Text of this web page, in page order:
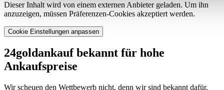
Dieser Inhalt wird von einem externen Anbieter geladen. Um ihn
anzuzeigen, müssen Präferenzen-Cookies akzeptiert werden.
Cookie Einstellungen anpassen
24goldankauf bekannt für hohe
Ankaufspreise
Wir scheuen den Wettbewerb nicht, denn wir sind bekannt dafür,